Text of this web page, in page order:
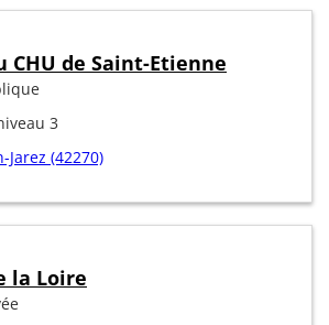
de Saint-Etienne
3
Jarez (42270)
la Loire